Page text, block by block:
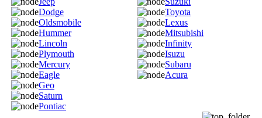
Dodge
Oldsmobile
Hummer
Lincoln
Plymouth
Mercury
Eagle
Geo
Saturn
Pontiac
Toyota
Lexus
Mitsubishi
Infinity
Isuzu
Subaru
Acura